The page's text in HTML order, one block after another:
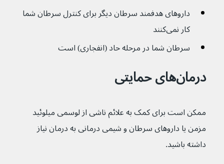
داروهای هدفمند سرطان دیگر برای کنترل سرطان شما
کار نمی‌کنند
سرطان شما در مرحله حاد (انفجاری) است
درمان‌های حمایتی
ممکن است برای کمک به علائم ناشی از لوسمی میلوئید
مزمن یا داروهای سرطان و شیمی درمانی به درمان نیاز
داشته باشید.